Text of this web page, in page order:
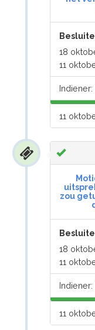
18
11
Indiener:
11
zou
18
11
Indiener:
11